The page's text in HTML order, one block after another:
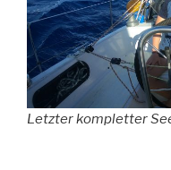
Letzter kompletter